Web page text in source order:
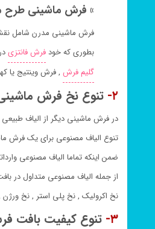
» فرش ماشینی طرح
فرش ماشینی مدرن شامل
بطوری که خودفرش فانتزی
گلیم فرش , فرش وینتیج
۲- تنوع نخ فرش
در فرش ماشینی دیگر از الیاف
تنوع الیاف مصنوعی برای یک فرش
ضمن اینکه تماما الیاف مصنوعی
از جمله الیاف مصنوعی متداول در
نخ اکرولیک , نخ پلی استر , نخ
۳- تنوع کیفیت بافت